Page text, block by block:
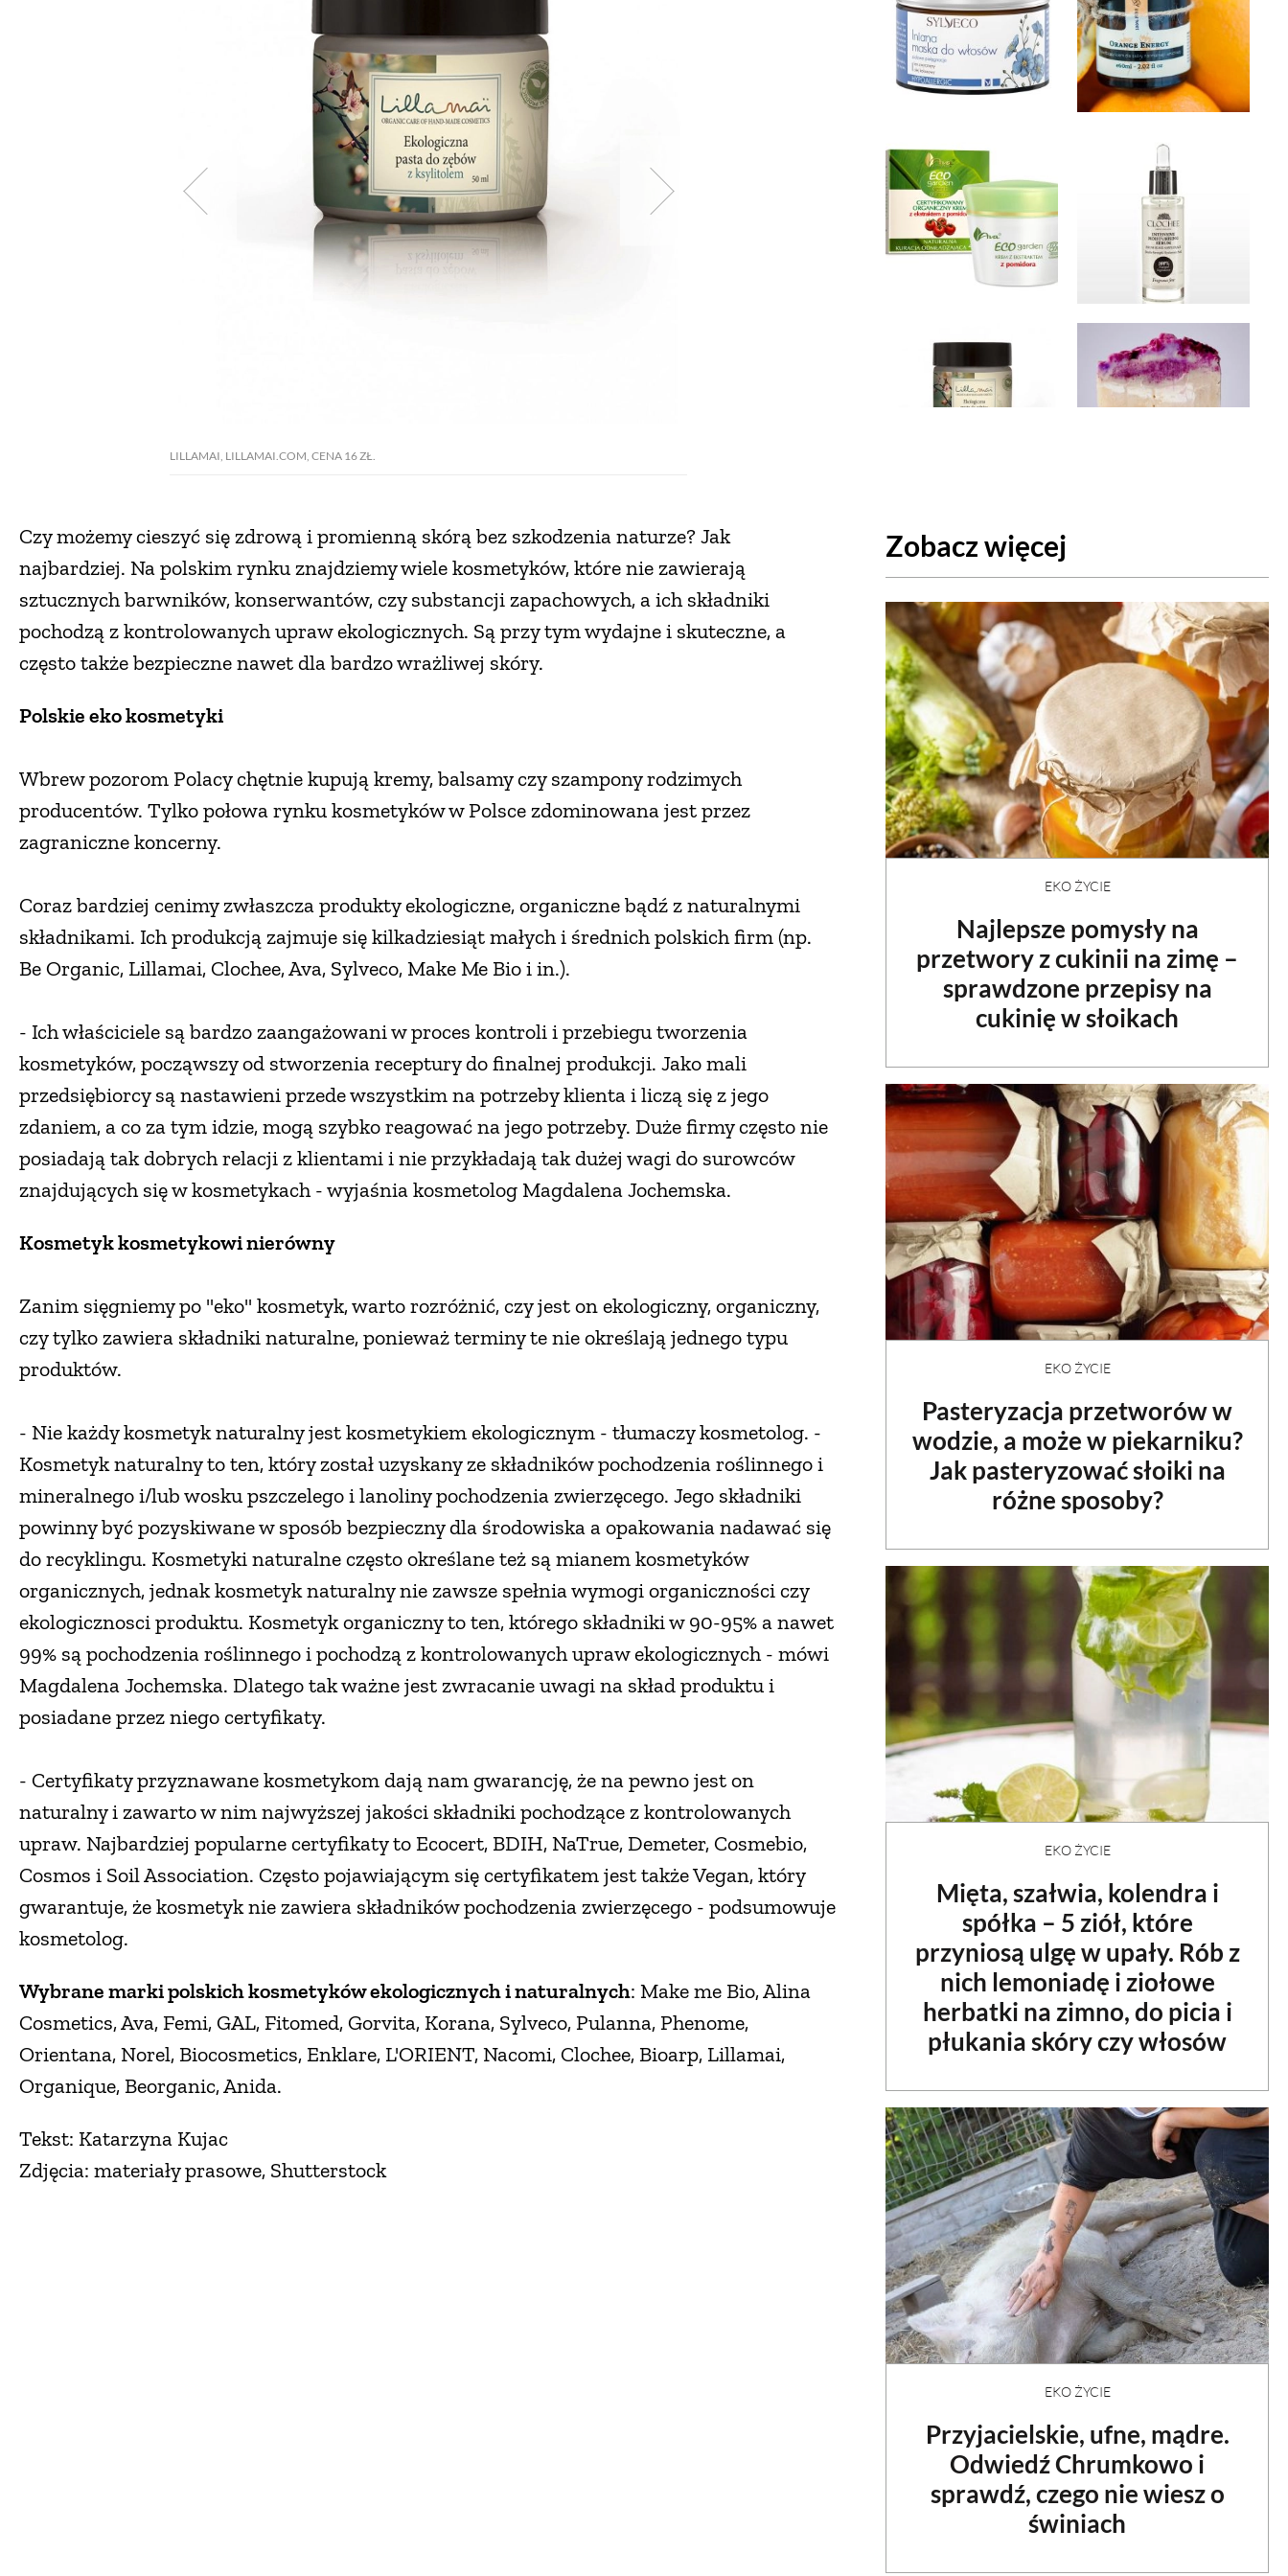
LILLAMAI, LILLAMAI.COM, CENA 16 ZŁ.
Czy możemy cieszyć się zdrową i promienną skórą bez szkodzenia naturze? Jak
najbardziej. Na polskim rynku znajdziemy wiele kosmetyków, które nie zawierają
sztucznych barwników, konserwantów, czy substancji zapachowych, a ich składniki
pochodzą z kontrolowanych upraw ekologicznych. Są przy tym wydajne i skuteczne, a
często także bezpieczne nawet dla bardzo wrażliwej skóry.
Polskie eko kosmetyki
Wbrew pozorom Polacy chętnie kupują kremy, balsamy czy szampony rodzimych
producentów. Tylko połowa rynku kosmetyków w Polsce zdominowana jest przez
zagraniczne koncerny.
Coraz bardziej cenimy zwłaszcza produkty ekologiczne, organiczne bądź z naturalnymi
składnikami. Ich produkcją zajmuje się kilkadziesiąt małych i średnich polskich firm (np.
Be Organic, Lillamai, Clochee, Ava, Sylveco, Make Me Bio i in.).
- Ich właściciele są bardzo zaangażowani w proces kontroli i przebiegu tworzenia
kosmetyków, począwszy od stworzenia receptury do finalnej produkcji. Jako mali
przedsiębiorcy są nastawieni przede wszystkim na potrzeby klienta i liczą się z jego
zdaniem, a co za tym idzie, mogą szybko reagować na jego potrzeby. Duże firmy często nie
posiadają tak dobrych relacji z klientami i nie przykładają tak dużej wagi do surowców
znajdujących się w kosmetykach - wyjaśnia kosmetolog Magdalena Jochemska.
Kosmetyk kosmetykowi nierówny
Zanim sięgniemy po "eko" kosmetyk, warto rozróżnić, czy jest on ekologiczny, organiczny,
czy tylko zawiera składniki naturalne, ponieważ terminy te nie określają jednego typu
produktów.
- Nie każdy kosmetyk naturalny jest kosmetykiem ekologicznym - tłumaczy kosmetolog. -
Kosmetyk naturalny to ten, który został uzyskany ze składników pochodzenia roślinnego i
mineralnego i/lub wosku pszczelego i lanoliny pochodzenia zwierzęcego. Jego składniki
powinny być pozyskiwane w sposób bezpieczny dla środowiska a opakowania nadawać się
do recyklingu. Kosmetyki naturalne często określane też są mianem kosmetyków
organicznych, jednak kosmetyk naturalny nie zawsze spełnia wymogi organiczności czy
ekologicznosci produktu. Kosmetyk organiczny to ten, którego składniki w 90-95% a nawet
99% są pochodzenia roślinnego i pochodzą z kontrolowanych upraw ekologicznych - mówi
Magdalena Jochemska. Dlatego tak ważne jest zwracanie uwagi na skład produktu i
posiadane przez niego certyfikaty.
- Certyfikaty przyznawane kosmetykom dają nam gwarancję, że na pewno jest on
naturalny i zawarto w nim najwyższej jakości składniki pochodzące z kontrolowanych
upraw. Najbardziej popularne certyfikaty to Ecocert, BDIH, NaTrue, Demeter, Cosmebio,
Cosmos i Soil Association. Często pojawiającym się certyfikatem jest także Vegan, który
gwarantuje, że kosmetyk nie zawiera składników pochodzenia zwierzęcego - podsumowuje
kosmetolog.
Wybrane marki polskich kosmetyków ekologicznych i naturalnych: Make me Bio, Alina
Cosmetics, Ava, Femi, GAL, Fitomed, Gorvita, Korana, Sylveco, Pulanna, Phenome,
Orientana, Norel, Biocosmetics, Enklare, L'ORIENT, Nacomi, Clochee, Bioarp, Lillamai,
Organique, Beorganic, Anida.
Tekst: Katarzyna Kujac
Zdjęcia: materiały prasowe, Shutterstock
Zobacz więcej
EKO ŻYCIE
Najlepsze pomysły na
przetwory z cukinii na zimę –
sprawdzone przepisy na
cukinię w słoikach
EKO ŻYCIE
Pasteryzacja przetworów w
wodzie, a może w piekarniku?
Jak pasteryzować słoiki na
różne sposoby?
EKO ŻYCIE
Mięta, szałwia, kolendra i
spółka – 5 ziół, które
przyniosą ulgę w upały. Rób z
nich lemoniadę i ziołowe
herbatki na zimno, do picia i
płukania skóry czy włosów
EKO ŻYCIE
Przyjacielskie, ufne, mądre.
Odwiedź Chrumkowo i
sprawdź, czego nie wiesz o
świniach